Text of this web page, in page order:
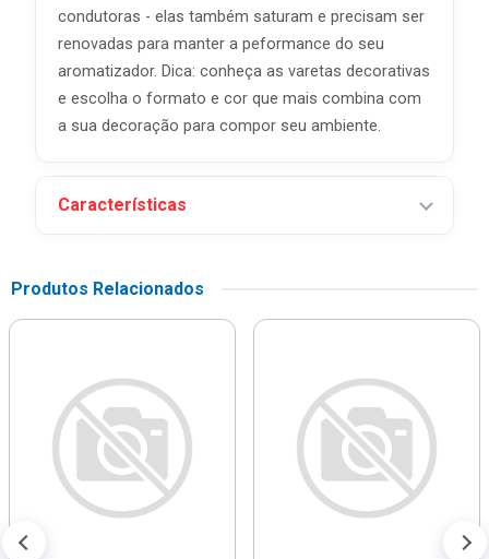
condutoras - elas também saturam e precisam ser
renovadas para manter a peformance do seu
aromatizador. Dica: conheça as varetas decorativas
e escolha o formato e cor que mais combina com
a sua decoração para compor seu ambiente.
Características
Produtos Relacionados